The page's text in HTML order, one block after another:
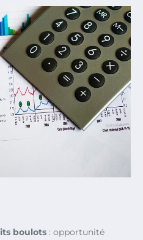
boulots : opportunité